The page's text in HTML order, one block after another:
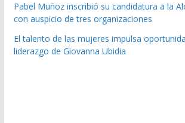
Pabel Muñoz inscribió su candidatura a la
con auspicio de tres organizaciones
El talento de las mujeres impulsa
liderazgo de Giovanna Ubidia